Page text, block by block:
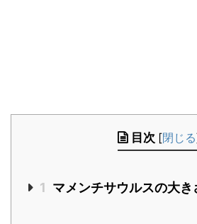
目次 [閉じる
1 マメンチサウルスの大き